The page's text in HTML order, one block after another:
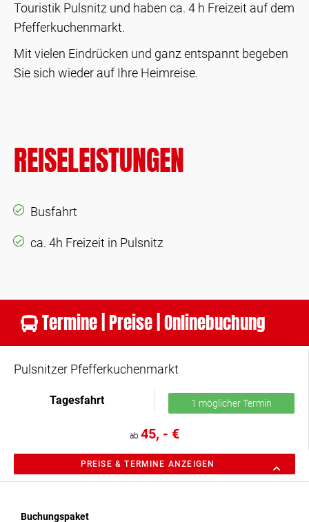
Touristik Pulsnitz und haben ca. 4 h Freizeit auf dem
Pfefferkuchenmarkt.
Mit vielen Eindrücken und ganz entspannt begeben
Sie sich wieder auf Ihre Heimreise.
REISELEISTUNGEN
Busfahrt
ca. 4h Freizeit in Pulsnitz
Termine | Preise | Onlinebuchung
Pulsnitzer Pfefferkuchenmarkt
Tagesfahrt 1 möglicher Termin
ab 45, - €
PREISE & TERMINE ANZEIGEN
Buchungspaket